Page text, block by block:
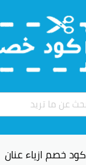
كود خصم ازياء عنان